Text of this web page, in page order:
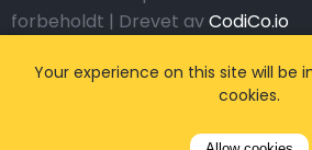
forbeholdt | Drevet avCodiCo.io
Your experience on this site will be
cookies.